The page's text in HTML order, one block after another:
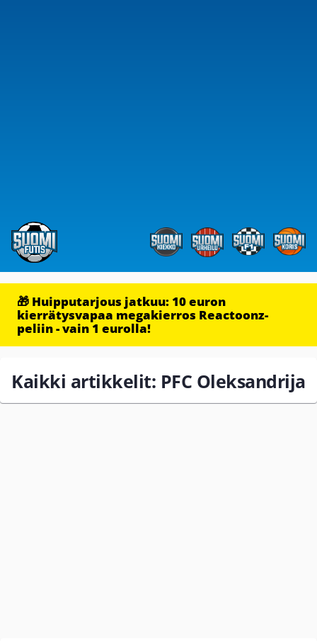
🎁 Huipputarjous jatkuu: 10 euron
kierrätysvapaa megakierros Reactoonz-
peliin - vain 1 eurolla!
Kaikki artikkelit: PFC Oleksandrija